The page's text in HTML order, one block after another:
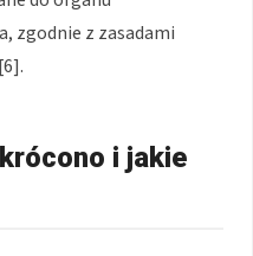
zgodnie z zasadami
i jakie